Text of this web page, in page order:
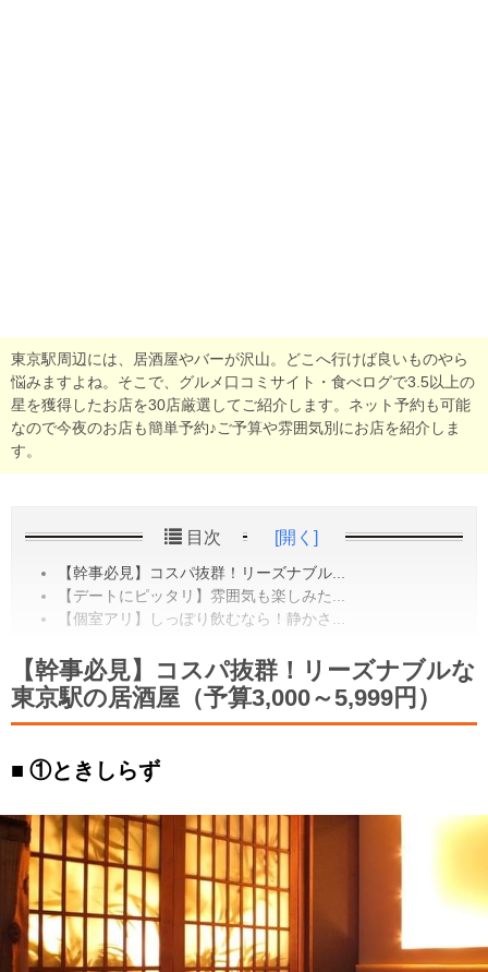
東京駅周辺には、居酒屋やバーが沢山。どこへ行けば良いものやら
悩みますよね。そこで、グルメ口コミサイト・食べログで3.5以上の
星を獲得したお店を30店厳選してご紹介します。ネット予約も可能
なので今夜のお店も簡単予約♪ご予算や雰囲気別にお店を紹介しま
す。
目次 [開く]
【幹事必見】コスパ抜群！リーズナブル...
【デートにピッタリ】雰囲気も楽しみた...
【個室アリ】しっぽり飲むなら！静かさ...
【幹事必見】コスパ抜群！リーズナブルな
東京駅の居酒屋（予算3,000～5,999円）
①ときしらず